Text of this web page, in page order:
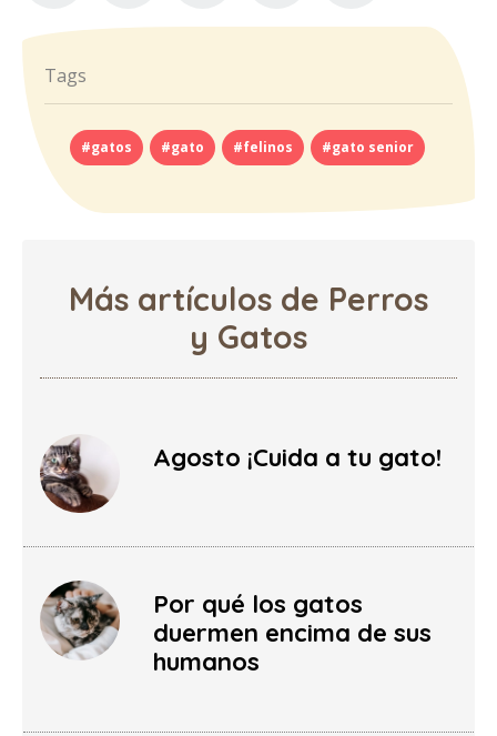
Tags
#gatos #gato #felinos #gato senior
Más artículos de Perros
y Gatos
Agosto ¡Cuida a tu gato!
Por qué los gatos
duermen encima de sus
humanos